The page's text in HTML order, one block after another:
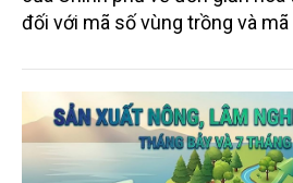
Hội nghị triển khai Nghị quyết
của Chính phủ về đơn giản hóa
đối với mã số vùng trồng và